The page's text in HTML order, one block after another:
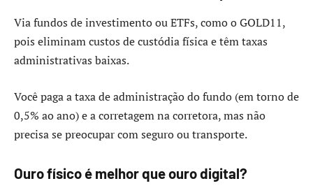
Via fundos de investimento ou ETFs, como o GOLD11,
pois eliminam custos de custódia física e têm taxas
administrativas baixas.
Você paga a taxa de administração do fundo (em torno de
0,5% ao ano) e a corretagem na corretora, mas não
precisa se preocupar com seguro ou transporte.
Ouro físico é melhor que ouro digital?